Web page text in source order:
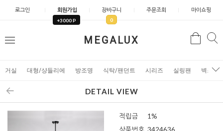
로그인 회원가입
+3000 P
장바구니
0
주문조회 마이쇼핑
MEGALUX
메
검
거실 대형/샹들리에 방조명 식탁/팬던트 시리즈 실링팬 벽조명
DETAIL VIEW
적립금
1%